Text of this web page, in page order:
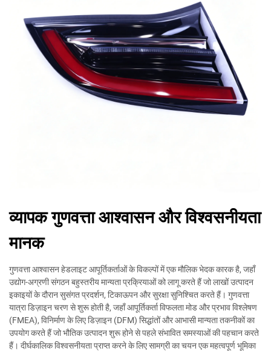
व्यापक गुणवत्ता आश्वासन और विश्वसनीयता
मानक
गुणवत्ता आश्वासन हेडलाइट आपूर्तिकर्ताओं के विकल्पों में एक मौलिक भेदक कारक है, जहाँ
उद्योग-अग्रणी संगठन बहुस्तरीय मान्यता प्रक्रियाओं को लागू करते हैं जो लाखों उत्पादन
इकाइयों के दौरान सुसंगत प्रदर्शन, टिकाऊपन और सुरक्षा सुनिश्चित करते हैं। गुणवत्ता
यात्रा डिज़ाइन चरण से शुरू होती है, जहाँ आपूर्तिकर्ता विफलता मोड और प्रभाव विश्लेषण
(FMEA), विनिर्माण के लिए डिज़ाइन (DFM) सिद्धांतों और आभासी मान्यता तकनीकों का
उपयोग करते हैं जो भौतिक उत्पादन शुरू होने से पहले संभावित समस्याओं की पहचान करते
हैं। दीर्घकालिक विश्वसनीयता प्राप्त करने के लिए सामग्री का चयन एक महत्वपूर्ण भूमिका